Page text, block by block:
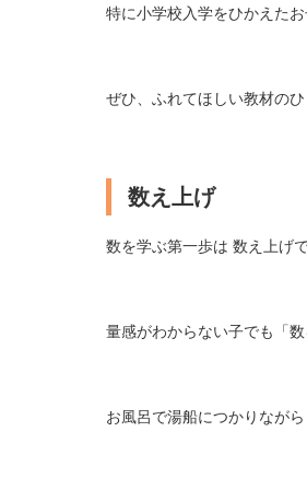
特に小学校入学をひかえた
ぜひ、ふれてほしい教材のひ
数え上げ
数を学ぶ第一歩は 数え上げで
量感がわからない子でも「
お風呂で湯船につかりながら